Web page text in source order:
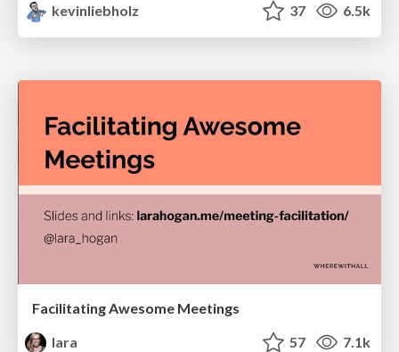
kevinliebholz
37 6.5k
Facilitating Awesome Meetings
lara
57 7.1k